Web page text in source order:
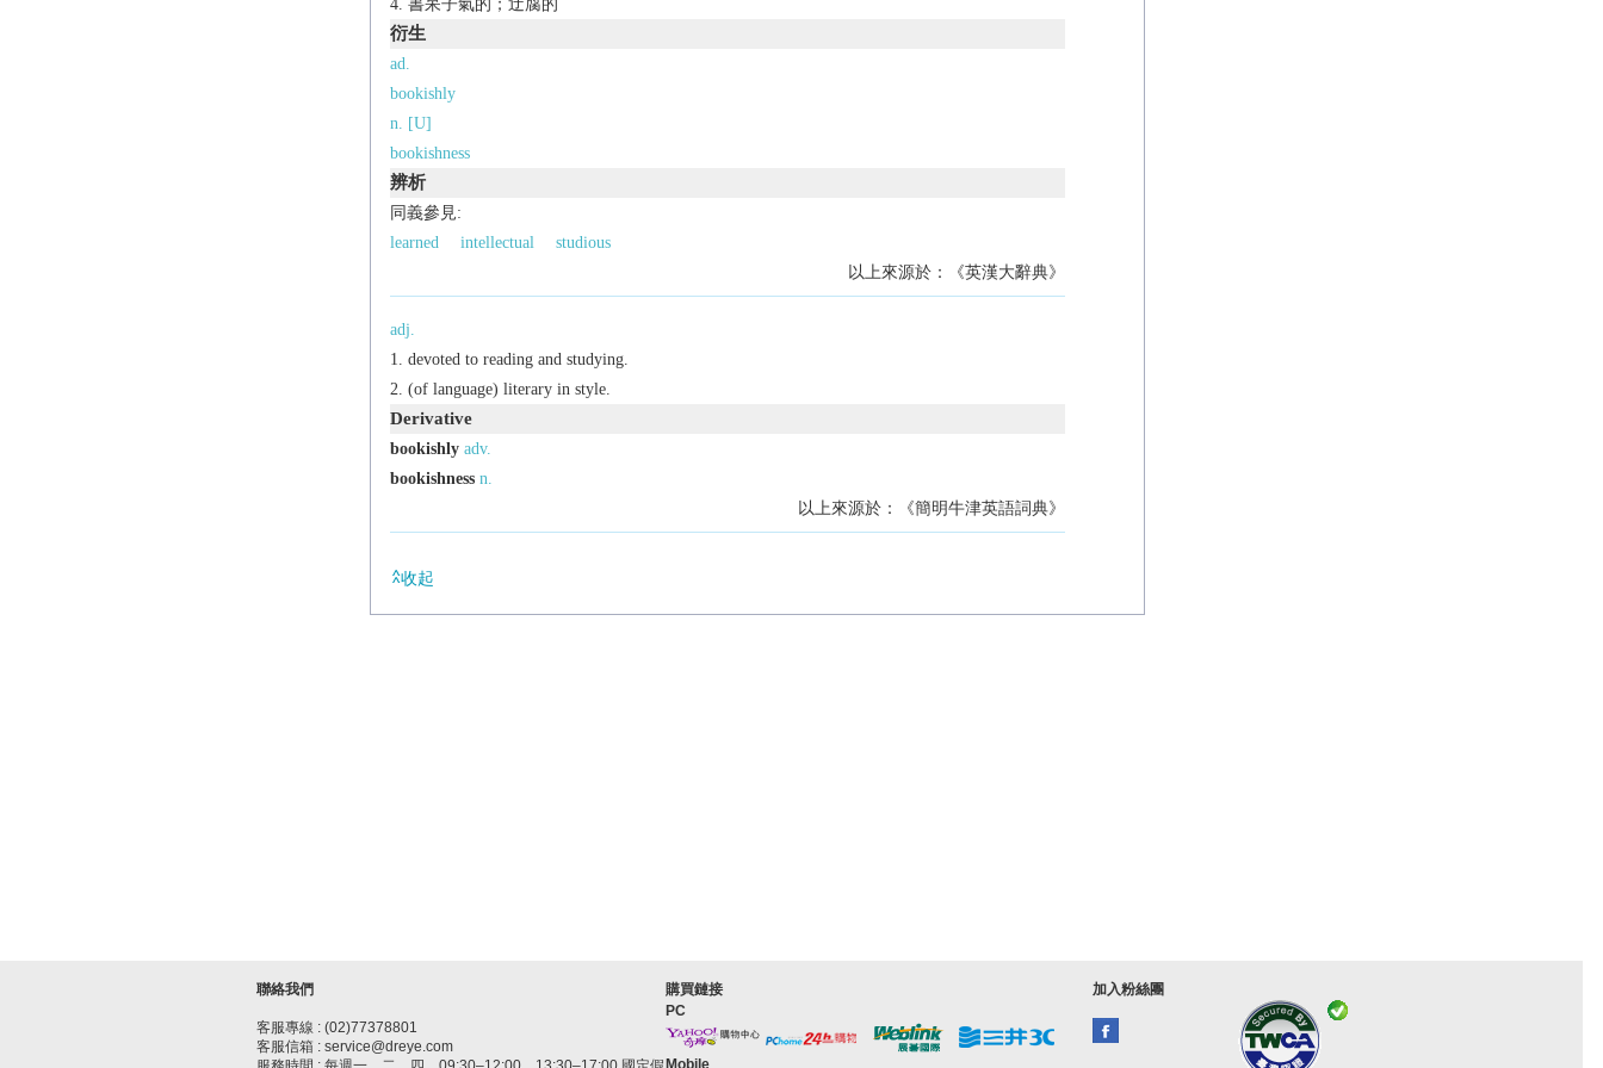
書呆子氣的；迂腐的
衍生
ad.
bookishly
n. [U]
bookishness
辨析
同義參見:
learned
intellectual
studious
以上來源於：《英漢大辭典》
adj.
devoted to reading and studying.
(of language) literary in style.
Derivative
bookishly adv.
bookishness n.
以上來源於：《簡明牛津英語詞典》
收起
聯絡我們
客服專線 : (02)77378801
客服信箱 : service@dreye.com
購買鏈接
PC
Mobile
加入粉絲團